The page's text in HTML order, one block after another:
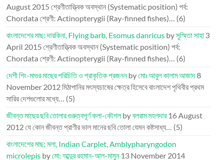
August 2015 শ্রেণীতাত্ত্বিক অবস্থান (Systematic position) পর্ব:
Chordata শ্রেণী: Actinopterygii (Ray-finned fishes)… (6)
বাংলাদেশের মাছ: দারকিনা, Flying barb, Esomus danricus byসুস্মিতা সাহা 3
April 2015 শ্রেণীতাত্ত্বিক অবস্থান (Systematic position) পর্ব:
Chordata শ্রেণী: Actinopterygii (Ray-finned fishes)… (6)
দেশী শিং-মাগুর মাছের পরিচিতি ও প্রাকৃতিক প্রজননbyমোঃ আবুল কালাম আজাদ8
November 2012মিঠাপানির মৎস্যচাষের ক্ষেত্র হিসেবে বাংলাদেশ পৃথিবীর প্রথম
সারির দেশগুলোর মধ্যে… (5)
জীবন্ত মাছের ছবি তোলার গুরুত্বপূর্ণ কলা-কৌশলbyবলরাম মহলদার 16 August
2012যে কোন জীবন্ত প্রাণীর ভাল মানের ছবি তোলা যেমন কষ্টসাধ্য… (5)
বাংলাদেশের মাছ: মলা, Indian Carplet, Amblypharyngodon
microlepis byমো: আব্দুর রহমান-আল-মামুন 13 November 2014